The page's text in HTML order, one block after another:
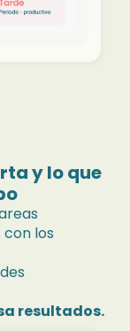
y lo que
los
resultados.